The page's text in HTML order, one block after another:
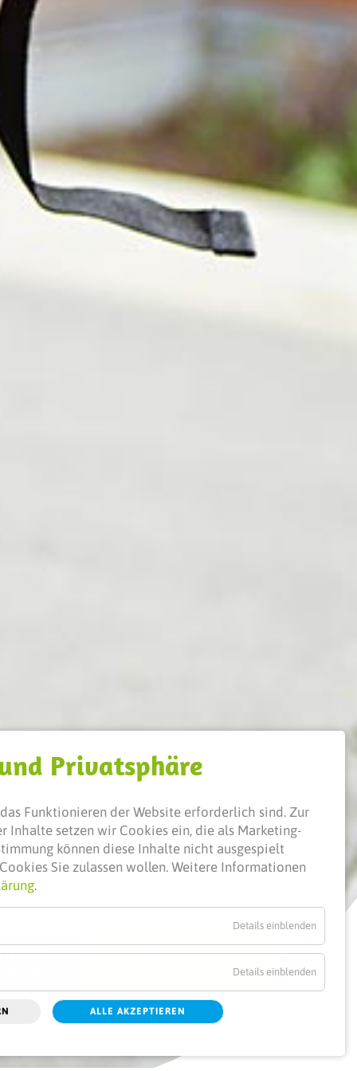
&
BETREUUNG &
INTEGRATION
Privatsphäre
Funktionieren der Website erforderlich sind. Zur
Inhalte setzen wir Cookies ein, die als Marketing-
können diese Inhalte nicht ausgespielt
Sie zulassen wollen. Weitere Informationen
.
Details einblenden
Details einblenden
ALLE AKZEPTIEREN